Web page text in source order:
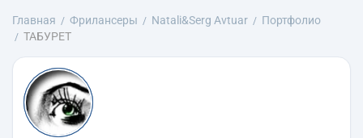
Главная Фрилансеры Natali&Serg Avtuar
Портфолио
ТАБУРЕТ